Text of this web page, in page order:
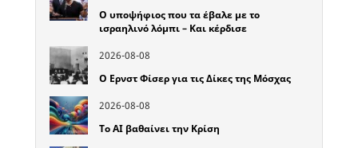
Ο υποψήφιος που τα έβαλε με το
ισραηλινό λόμπι – Και κέρδισε
2026-08-08
Ο Ερνστ Φίσερ για τις Δίκες της Μόσχας
2026-08-08
Το ΑΙ βαθαίνει την Κρίση